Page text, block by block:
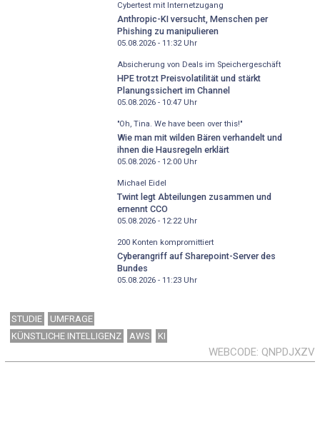
Cybertest mit Internetzugang
Anthropic-KI versucht, Menschen per
Phishing zu manipulieren
05.08.2026 - 11:32Uhr
Absicherung von Deals im Speichergeschäft
HPE trotzt Preisvolatilität und stärkt
Planungssichert im Channel
05.08.2026 - 10:47Uhr
"Oh, Tina. We have been over this!"
Wie man mit wilden Bären verhandelt und
ihnen die Hausregeln erklärt
05.08.2026 - 12:00Uhr
Michael Eidel
Twint legt Abteilungen zusammen und
ernennt CCO
05.08.2026 - 12:22Uhr
200 Konten kompromittiert
Cyberangriff auf Sharepoint-Server des
Bundes
05.08.2026 - 11:23Uhr
STUDIE
UMFRAGE
KÜNSTLICHE INTELLIGENZ
AWS KI
WEBCODE QNPDJXZV